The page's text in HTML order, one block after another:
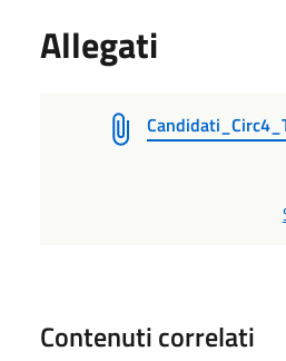
Allegati
Contenuti correlati